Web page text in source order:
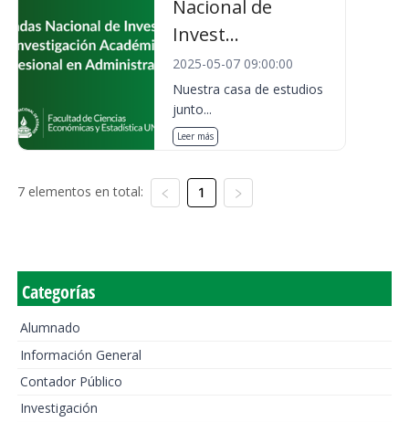
Nacional de
Invest...
2025-05-07 09:00:00
Nuestra casa de estudios
junto...
Leer más
7 elementos en total: 1
Categorías
Alumnado
Información General
Contador Público
Investigación